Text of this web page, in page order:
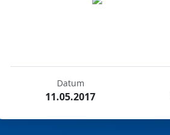
Datum
11.05.2017